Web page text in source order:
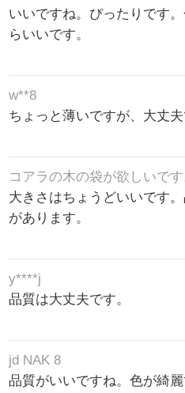
いいですね。ぴったりです
らいいです。
w**8
ちょっと薄いですが、大丈夫
コアラの木の袋が欲しいです
大きさはちょうどいいです
があります。
y****j
品質は大丈夫です。
jd NAK 8
品質がいいですね。色が綺麗